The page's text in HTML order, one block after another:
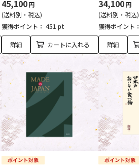
45,100円
(送料別・税込)
獲得ポイント： 451 pt
詳細 カートに入れる
34,100円
(送料別・税込)
獲得ポイント：
詳細